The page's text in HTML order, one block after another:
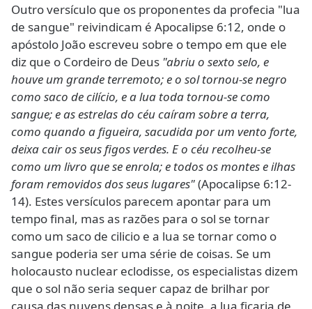
Outro versículo que os proponentes da profecia "lua
de sangue" reivindicam é Apocalipse 6:12, onde o
apóstolo João escreveu sobre o tempo em que ele
diz que o Cordeiro de Deus "abriu o sexto selo, e
houve um grande terremoto; e o sol tornou-se negro
como saco de cilício, e a lua toda tornou-se como
sangue; e as estrelas do céu caíram sobre a terra,
como quando a figueira, sacudida por um vento forte,
deixa cair os seus figos verdes. E o céu recolheu-se
como um livro que se enrola; e todos os montes e ilhas
foram removidos dos seus lugares"(Apocalipse 6:12-
14). Estes versículos parecem apontar para um
tempo final, mas as razões para o sol se tornar
como um saco de cilicio e a lua se tornar como o
sangue poderia ser uma série de coisas. Se um
holocausto nuclear eclodisse, os especialistas dizem
que o sol não seria sequer capaz de brilhar por